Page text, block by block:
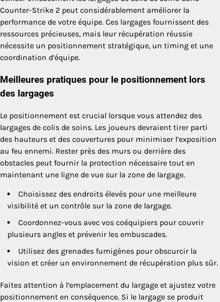
Counter-Strike 2 peut considérablement améliorer la
performance de votre équipe. Ces largages fournissent des
ressources précieuses, mais leur récupération réussie
nécessite un positionnement stratégique, un timing et une
coordination d’équipe.
Meilleures pratiques pour le positionnement lors
des largages
Le positionnement est crucial lorsque vous attendez des
largages de colis de soins. Les joueurs devraient tirer parti
des hauteurs et des couvertures pour minimiser l’exposition
au feu ennemi. Rester près des murs ou derrière des
obstacles peut fournir la protection nécessaire tout en
maintenant une ligne de vue sur la zone de largage.
Choisissez des endroits élevés pour une meilleure
visibilité et un contrôle sur la zone de largage.
Coordonnez-vous avec vos coéquipiers pour couvrir
plusieurs angles et prévenir les embuscades.
Utilisez des grenades fumigènes pour obscurcir la
vision et créer un environnement de récupération plus sûr.
Faites attention à l’emplacement du largage et ajustez votre
positionnement en conséquence. Si le largage se produit